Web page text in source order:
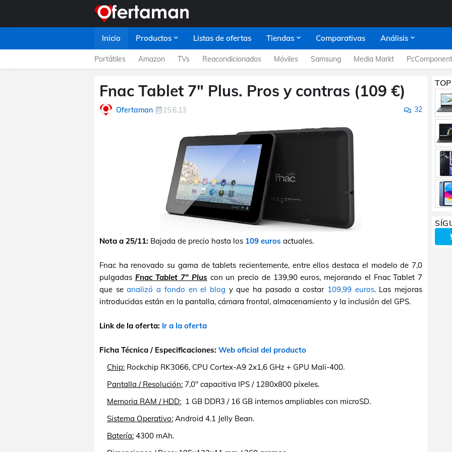
Inicio Productos Listas de ofertas Tiendas Comparativas Análisis
Portátiles Amazon TVs Reacondicionados Móviles Samsung Media Markt
Fnac Tablet 7" Plus. Pros y contras (109 €)
Ofertaman 15.6.13 32
Nota a 25/11: Bajada de precio hasta los 109 euros actuales.
Fnac ha renovado su gama de tablets recientemente, entre ellos destaca el modelo de 7,0
pulgadas Fnac Tablet 7" Plus con un precio de 139,90 euros, mejorando el Fnac Tablet 7
que seanalizó a fondo en el blog y que ha pasado a costar 109,99 euros. Las mejoras
introducidas están en la pantalla, cámara frontal, almacenamiento y la inclusión del GPS.
Link de la oferta: Ir a la oferta
Ficha Técnica / Especificaciones: Web oficial del producto
Chip: Rockchip RK3066, CPU Cortex-A9 2x1,6 GHz + GPU Mali-400.
Pantalla / Resolución: 7,0" capacitiva IPS / 1280x800 píxeles.
Memoria RAM / HDD: 1 GB DDR3 / 16 GB internos ampliables con microSD.
Sistema Operativo: Android 4.1 Jelly Bean.
Batería: 4300 mAh.